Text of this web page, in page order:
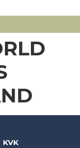
KVK